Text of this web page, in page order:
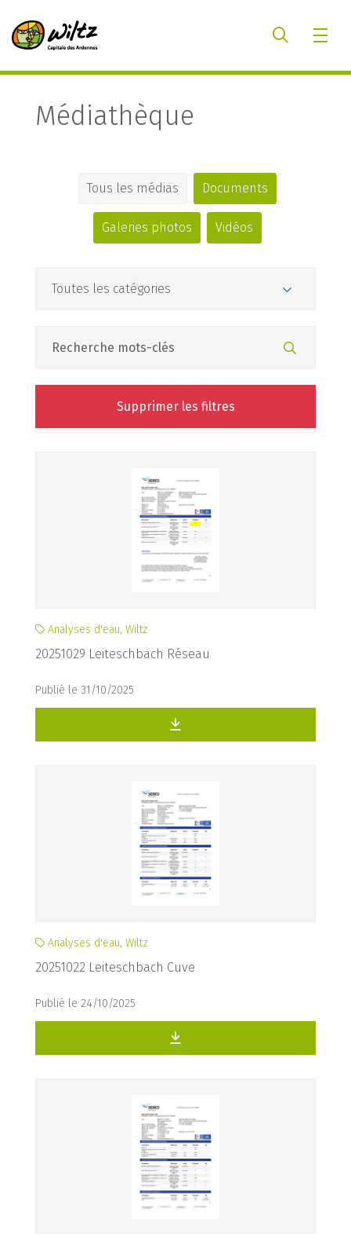
Médiathèque
Tous les médias Documents
Galeries photos Vidéos
Supprimer les filtres
Analyses d'eau, Wiltz
20251029 Leiteschbach Réseau
Publié le 31/10/2025
Analyses d'eau, Wiltz
20251022 Leiteschbach Cuve
Publié le 24/10/2025